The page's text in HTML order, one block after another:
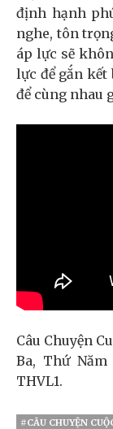
định hạnh
nghe, tôn
áp lực sẽ
lực để gắn kết
để cùng nhau
Câu Chuyện
Ba, Thứ
THVL1.
#CÂU CHUYỆN